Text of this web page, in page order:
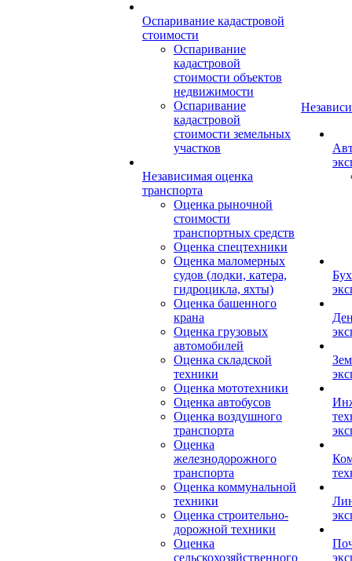
Оспаривание кадастровой
стоимости
Оспаривание
кадастровой
стоимости объектов
недвижимости
Оспаривание
кадастровой
стоимости земельных
участков
Независимая оценка
транспорта
Оценка рыночной
стоимости
транспортных средств
Оценка спецтехники
Оценка маломерных
судов (лодки, катера,
гидроцикла, яхты)
Оценка башенного
крана
Оценка грузовых
автомобилей
Оценка складской
техники
Оценка мототехники
Оценка автобусов
Оценка воздушного
транспорта
Оценка
железнодорожного
транспорта
Оценка коммунальной
техники
Оценка строительно-
дорожной техники
Оценка
сельскохозяйственного